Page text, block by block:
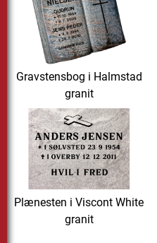
Gravstensbog i Halmstad
granit
Plænesten i Viscont White
granit